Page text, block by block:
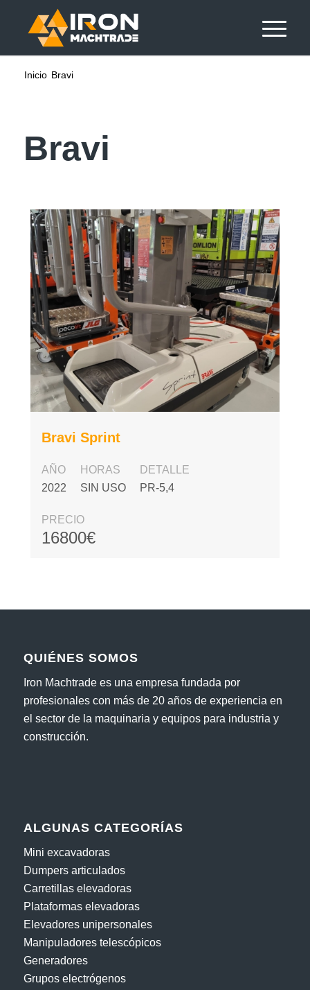
Inicio Bravi
Bravi
Bravi Sprint
AÑO
2022
HORAS
SIN USO
DETALLE
PR-5,4
PRECIO
16800€
QUIÉNES SOMOS
Iron Machtrade es una empresa fundada por
profesionales con más de 20 años de experiencia en
el sector de la maquinaria y equipos para industria y
construcción.
ALGUNAS CATEGORÍAS
Mini excavadoras
Dumpers articulados
Carretillas elevadoras
Plataformas elevadoras
Elevadores unipersonales
Manipuladores telescópicos
Generadores
Grupos electrógenos